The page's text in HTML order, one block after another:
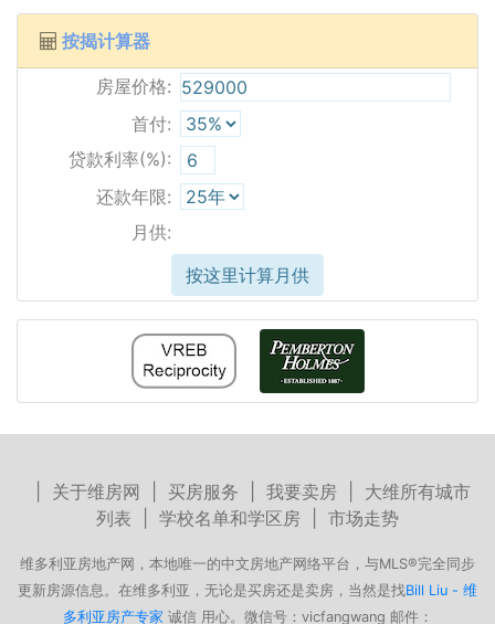
按揭计算器
房屋价格:
首付:
贷款利率(%):
还款年限:
月供:
按这里计算月供
关于维房网 买房服务 我要卖房
大维所有城市
列表
学校名单和学区房 市场走势
维多利亚房地产网，本地唯一的中文房地产网络平台，与MLS®完全同步
更新房源信息。在维多利亚，无论是买房还是卖房，当然是找Bill Liu - 维
多利亚房产专家 诚信 用心。微信号：vicfangwang 邮件：